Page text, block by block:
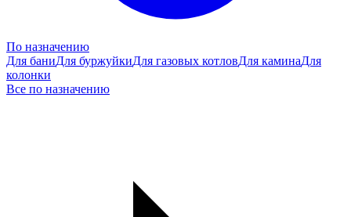
По назначению
Для баниДля буржуйкиДля газовых котловДля каминаДля
колонки
Все по назначению